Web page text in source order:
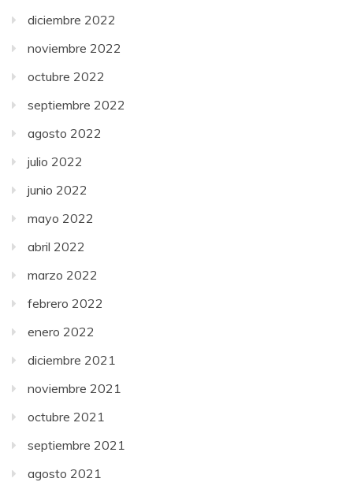
diciembre 2022
noviembre 2022
octubre 2022
septiembre 2022
agosto 2022
julio 2022
junio 2022
mayo 2022
abril 2022
marzo 2022
febrero 2022
enero 2022
diciembre 2021
noviembre 2021
octubre 2021
septiembre 2021
agosto 2021